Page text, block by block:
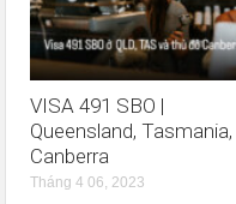
VISA 491 SBO |
Queensland, Tasmania,
Canberra
Tháng 4 06, 2023